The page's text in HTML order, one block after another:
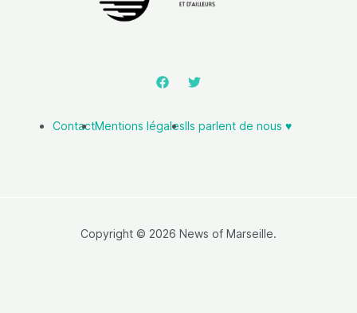
ContactMentions légalesIls parlent de nous ♥️
Copyright © 2026 News of Marseille.